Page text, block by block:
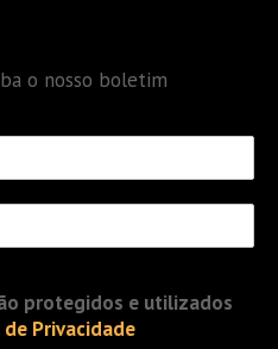
o nosso boletim
protegidos e utilizados
Privacidade